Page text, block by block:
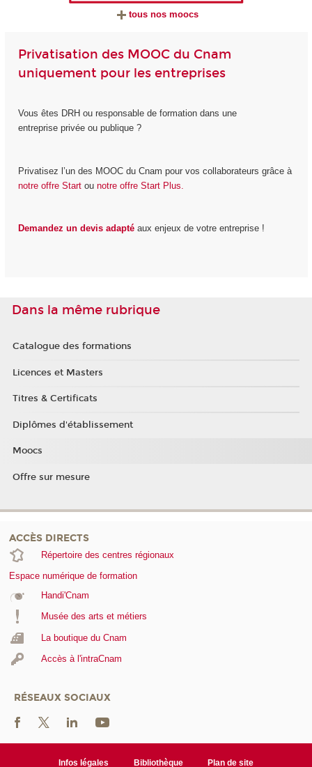
tous nos moocs
Privatisation des MOOC du Cnam
uniquement pour les entreprises
Vous êtes DRH ou responsable de formation dans une
entreprise privée ou publique ?
Privatisez l’un des MOOC du Cnam pour vos collaborateurs grâce à
notre offre Startou notre offre Start Plus.
Demandez un devis adaptéaux enjeux de votre entreprise !
Dans la même rubrique
Catalogue des formations
Licences et Masters
Titres & Certificats
Diplômes d'établissement
Moocs
Offre sur mesure
ACCÈS DIRECTS
Répertoire des centres régionaux
Espace numérique de formation
Handi'Cnam
Musée des arts et métiers
La boutique du Cnam
Accès à l'intraCnam
RÉSEAUX SOCIAUX
Infos légales Bibliothèque Plan de site